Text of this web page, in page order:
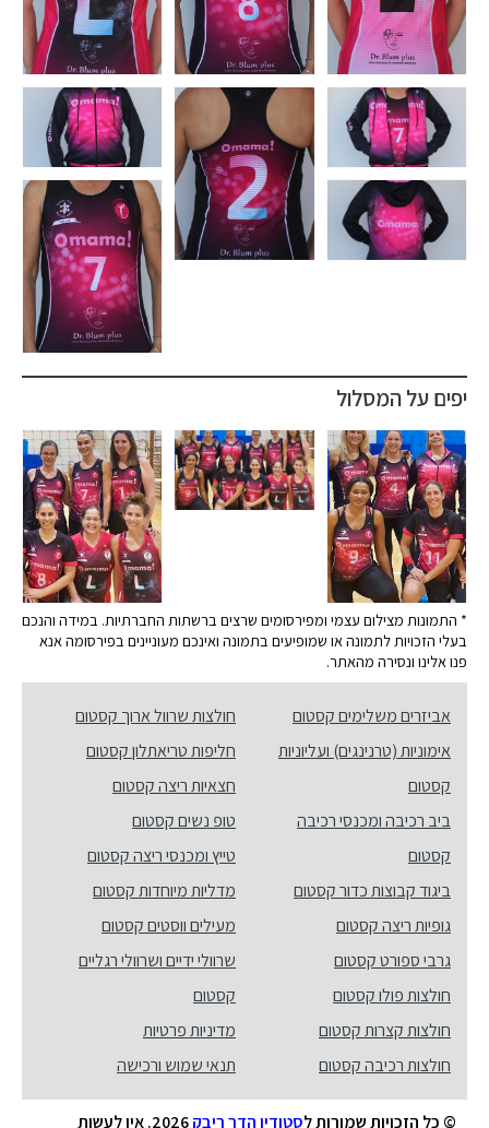
יפים על המסלול
* התמונות מצילום עצמי ומפירסומים שרצים ברשתות החברתיות. במידה והנכם
בעלי הזכויות לתמונה או שמופיעים בתמונה ואינכם מעוניינים בפירסומה אנא
פנו אלינו ונסירה מהאתר.
אביזרים משלימים קסטום
אימוניות (טרנינגים) ועליוניות
קסטום
ביב רכיבה ומכנסי רכיבה
קסטום
ביגוד קבוצות כדור קסטום
גופיות ריצה קסטום
גרבי ספורט קסטום
חולצות פולו קסטום
חולצות קצרות קסטום
חולצות רכיבה קסטום
חולצות שרוול ארוך קסטום
חליפות טריאתלון קסטום
חצאיות ריצה קסטום
טופ נשים קסטום
טייץ ומכנסי ריצה קסטום
מדליות מיוחדות קסטום
מעילים ווסטים קסטום
שרוולי ידיים ושרוולי רגליים
קסטום
מדיניות פרטיות
תנאי שמוש ורכישה
© כל הזכויות שמורות לסטודיו הדר ריבק 2026. אין לעשות